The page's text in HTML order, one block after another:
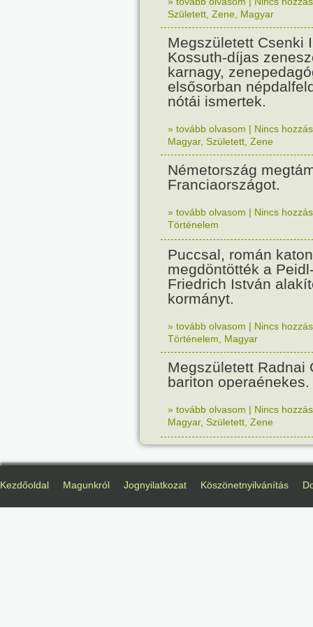
Született Zene Magyar
Megszületett Csenki
Kossuth-díjas
karnagy,
elsősorban
nótái ismertek.
» tovább olvasom | Nincs
Magyar, Született Zene
Németország
Franciaországot.
» tovább olvasom | Nincs
Történelem
Puccsal, román
megdöntötték a
Friedrich István
kormányt.
» tovább olvasom | Nincs
Történelem
Magyar
Megszületett Radnai
bariton operaénekes.
» tovább olvasom | Nincs
Magyar, Született Zene
Kezdőoldal Magunkról Jognyilatkozat Köszönetnyilvánítás